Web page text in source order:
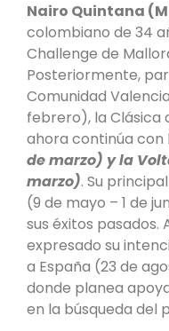
Nairo Quintana
colombiano de 34
Challenge de
Posteriormente,
Comunidad
febrero), la Clásica
ahora continúa con
de marzo) y la
marzo). Su
(9 de mayo – 1 de
sus éxitos pasados.
expresado su
a España (23 de
donde planea
en la búsqueda del